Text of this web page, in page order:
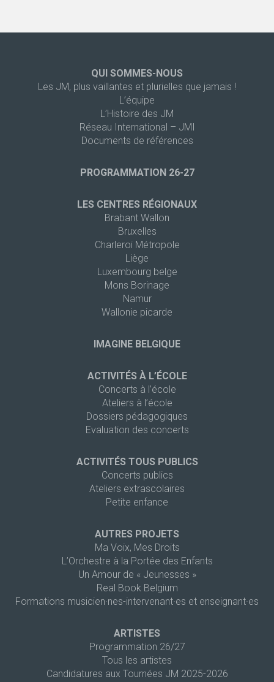
QUI SOMMES-NOUS
Les JM, plus vaillantes et plurielles que jamais !
L’équipe
L’Histoire des JM
Réseau International – JMI
Documents de références
PROGRAMMATION 26-27
LES CENTRES RÉGIONAUX
Brabant Wallon
Bruxelles
Charleroi Métropole
Liège
Luxembourg belge
Mons Borinage
Namur
Wallonie picarde
IMAGINE BELGIQUE
ACTIVITÉS À L’ÉCOLE
Concerts à l’école
Ateliers à l’école
Dossiers pédagogiques
Evaluation des concerts
ACTIVITÉS TOUS PUBLICS
Concerts publics
Ateliers extrascolaires
Petite enfance
AUTRES PROJETS
Ma Voix, Mes Droits
L’Orchestre à la Portée des Enfants
Un Amour de « Jeunesses »
Real Book Belgium
Formations musicien·nes-intervenant·es et enseignant·es
ARTISTES
Programmation 26/27
Tous les artistes
Candidatures aux Tournées JM 2025-2026